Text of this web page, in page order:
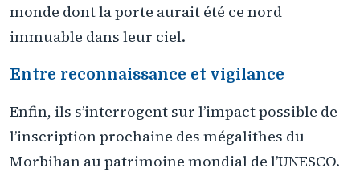
monde dont la porte aurait été ce nord
immuable dans leur ciel.
Entre reconnaissance et vigilance
Enfin, ils s’interrogent sur l’impact possible de
l’inscription prochaine des mégalithes du
Morbihan au patrimoine mondial de l’UNESCO.